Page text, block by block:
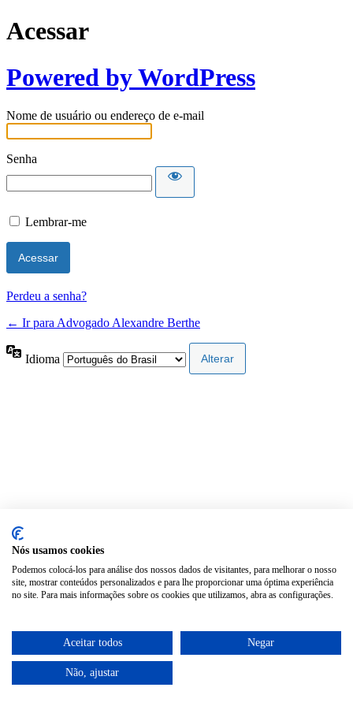
Acessar
Powered by WordPress
Nome de usuário ou endereço de e-mail
Senha
Lembrar-me
Perdeu a senha?
← Ir para Advogado Alexandre Berthe
Idioma
Nós usamos cookies
Podemos colocá-los para análise dos nossos dados de visitantes, para melhorar o nosso
site, mostrar conteúdos personalizados e para lhe proporcionar uma óptima experiência
no site. Para mais informações sobre os cookies que utilizamos, abra as configurações.
Aceitar todos Negar
Não, ajustar